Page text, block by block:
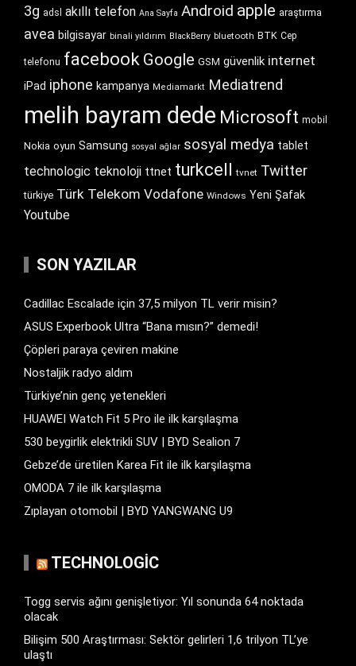
3g adsl akıllı telefon Ana Sayfa Android apple araştırma
avea bilgisayar binali yıldırım BlackBerry bluetooth BTK Cep
telefonu facebook Google GSM güvenlik internet
iPad iphone kampanya Mediamarkt Mediatrend
melih bayram dede Microsoft mobil
Nokia oyun Samsung sosyal ağlar sosyal medya tablet
technologic teknoloji ttnet turkcell tvnet Twitter
türkiye Türk Telekom Vodafone Windows Yeni Şafak
Youtube
SON YAZILAR
Cadillac Escalade için 37,5 milyon TL verir misin?
ASUS Experbook Ultra “Bana mısın?” demedi!
Çöpleri paraya çeviren makine
Nostaljik radyo aldım
Türkiye’nin genç yetenekleri
HUAWEI Watch Fit 5 Pro ile ilk karşılaşma
530 beygirlik elektrikli SUV | BYD Sealion 7
Gebze’de üretilen Karea Fit ile ilk karşılaşma
OMODA 7 ile ilk karşılaşma
Zıplayan otomobil | BYD YANGWANG U9
TECHNOLOGIC
Togg servis ağını genişletiyor: Yıl sonunda 64 noktada
olacak
Bilişim 500 Araştırması: Sektör gelirleri 1,6 trilyon TL’ye
ulaştı